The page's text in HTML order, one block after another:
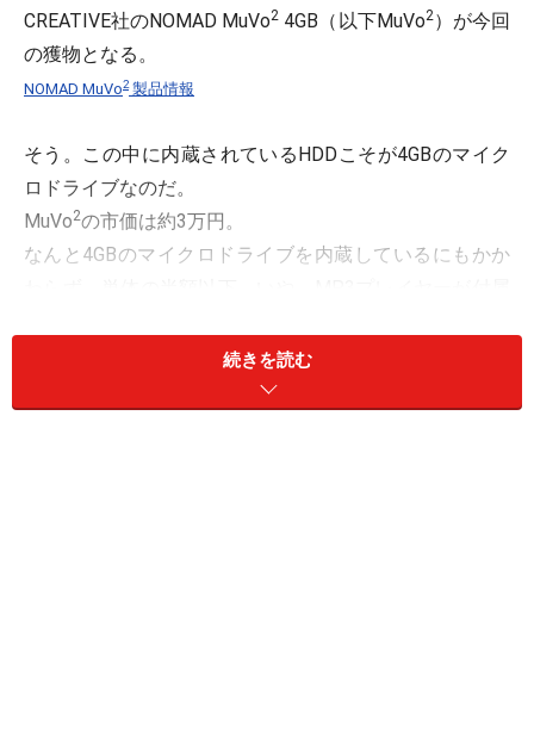
CREATIVE社のNOMAD MuVo2 4GB（以下MuVo2）が今回
の獲物となる。
NOMAD MuVo2製品情報
そう。この中に内蔵されているHDDこそが4GBのマイク
ロドライブなのだ。
MuVo2の市価は約3万円。
なんと4GBのマイクロドライブを内蔵しているにもかか
の半額以下というべきか（笑）。
これを使わずしてどうするのだ。
続きを読む